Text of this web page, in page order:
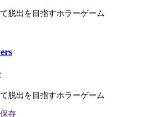
脱出を目指すホラーゲーム
脱出を目指すホラーゲーム